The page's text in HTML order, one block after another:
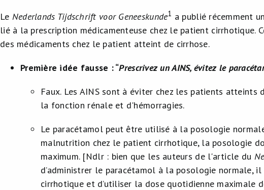
Le Nederlands Tijdschrift voor Geneeskunde1 a publié récemment
lié à la prescription médicamenteuse chez le patient
des médicaments chez le patient atteint de cirrhose.
Première idée fausse : “Prescrivez un AINS, évitez le
Faux. Les AINS sont à éviter chez les patients
la fonction rénale et d'hémorragies.
Le paracétamol peut être utilisé à la posologie
malnutrition chez le patient cirrhotique, la posologie
maximum. [Ndlr : bien que les auteurs de l'article du
d’administrer le paracétamol à la posologie normale,
cirrhotique et d’utiliser la dose quotidienne maximale